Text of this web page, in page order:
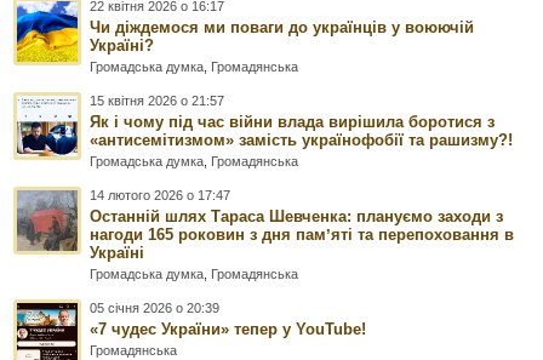
22 квітня 2026 о 16:17
Чи діждемося ми поваги до українців у воюючій
Україні?
Громадська думка Громадянська
15 квітня 2026 о 21:57
Як і чому під час війни влада вирішила боротися з
«антисемітизмом» замість українофобії та рашизму?!
Громадська думка Громадянська
14 лютого 2026 о 17:47
Останній шлях Тараса Шевченка: плануємо заходи з
нагоди 165 роковин з дня памʼяті та перепоховання в
Україні
Громадська думка Громадянська
05 січня 2026 о 20:39
«7 чудес України» тепер у YouTube!
Громадянська